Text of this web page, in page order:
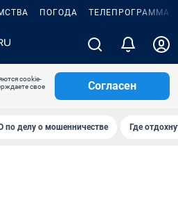
ПОГОДА ТЕЛЕПРОГРАММА
cookie-
свое
Согласен
делу о мошенничестве Где